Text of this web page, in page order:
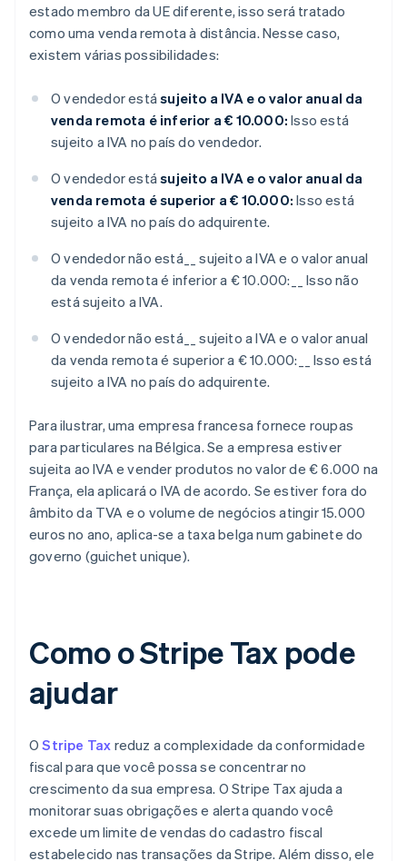
estado membro da UE diferente, isso será tratado
como uma venda remota à distância. Nesse caso,
existem várias possibilidades:
O vendedor estásujeito a IVA e o valor anual da
venda remota é inferior a € 10.000: Isso está
sujeito a IVA no país do vendedor.
O vendedor estásujeito a IVA e o valor anual da
venda remota é superior a € 10.000: Isso está
sujeito a IVA no país do adquirente.
O vendedor não está__ sujeito a IVA e o valor anual
da venda remota é inferior a € 10.000:__ Isso não
está sujeito a IVA.
O vendedor não está__ sujeito a IVA e o valor anual
da venda remota é superior a € 10.000:__ Isso está
sujeito a IVA no país do adquirente.
Para ilustrar, uma empresa francesa fornece roupas
para particulares na Bélgica. Se a empresa estiver
sujeita ao IVA e vender produtos no valor de € 6.000 na
França, ela aplicará o IVA de acordo. Se estiver fora do
âmbito da TVA e o volume de negócios atingir 15.000
euros no ano, aplica-se a taxa belga num gabinete do
governo (guichet unique).
Como o Stripe Tax pode
ajudar
OStripe Tax reduz a complexidade da conformidade
fiscal para que você possa se concentrar no
crescimento da sua empresa. O Stripe Tax ajuda a
monitorar suas obrigações e alerta quando você
excede um limite de vendas do cadastro fiscal
estabelecido nas transações da Stripe. Além disso, ele